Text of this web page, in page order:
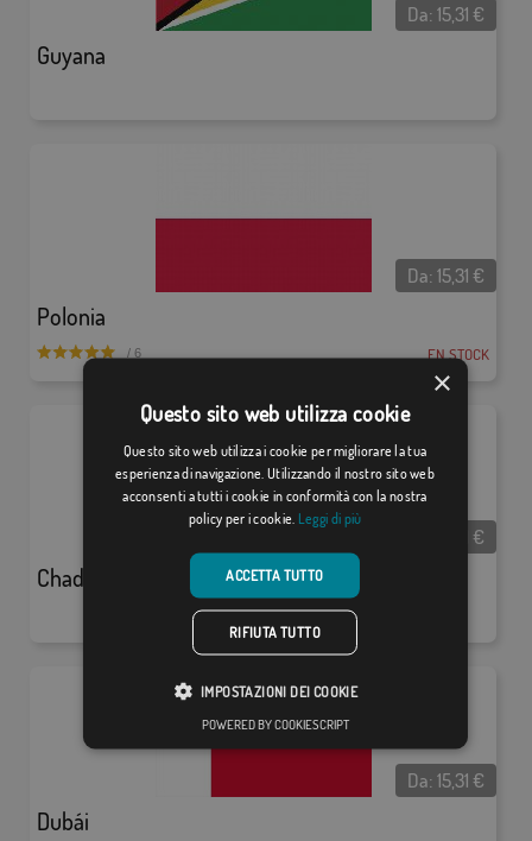
Guyana
Da:15,31 €
Polonia
Da:15,31 €
/ 6 EN STOCK
Chad
€
Dubái
Da:15,31 €
×
Questo sito web utilizza cookie
Questo sito web utilizza i cookie per migliorare la tua
esperienza di navigazione. Utilizzando il nostro sito web
acconsenti a tutti i cookie in conformità con la nostra
policy per i cookie. Leggi di più
ACCETTA TUTTO
RIFIUTA TUTTO
IMPOSTAZIONI DEI COOKIE
POWERED BY COOKIESCRIPT